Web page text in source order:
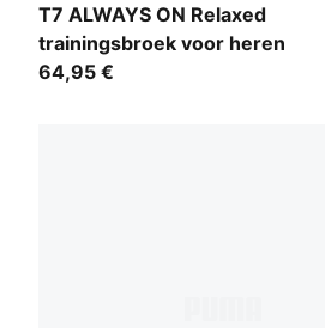
T7 ALWAYS ON Relaxed
trainingsbroek voor heren
Mouse Gray
64,95 €